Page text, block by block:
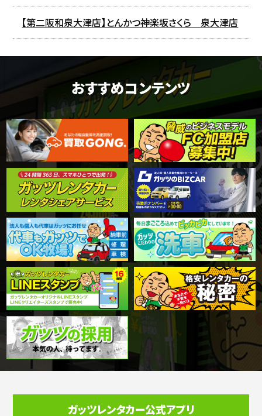
【第二阪和泉大津店】とんかつ神楽坂さくら 泉大津店
おすすめコンテンツ
ガッツレンタカー公式アプリ